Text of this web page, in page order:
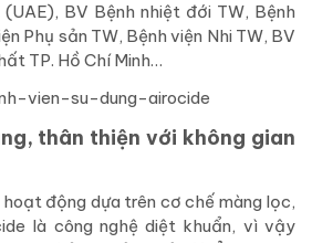
BV Bệnh nhiệt đới TW, Bệnh
Phụ sản TW, Bệnh viện Nhi TW, BV
TP. Hồ Chí Minh…
thân thiện với không gian
động dựa trên cơ chế màng lọc,
là công nghệ diệt khuẩn, vì vậy